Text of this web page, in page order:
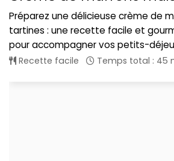
Préparez une délicieuse crème de
tartines : une recette facile et
pour accompagner vos petits-
Recette facile Temps total : 45